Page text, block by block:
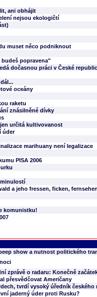
ani obhájit
nejsou ekologičtí
muset něco podniknout
popravena"
dočasnou práci v České
oceány
raketu
znásilněné dívky
určitá kultivovanost
úder
marihuany není legalizace
PISA 2006
a jeho fressen, ficken,
komunistku!
show a nutnost politického
zprávě o radaru: Konečně
přesvědčovat Američany
tvrdí vysoký úředník
jaderný úder proti Rusku?